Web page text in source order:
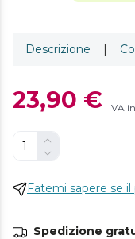
Descrizione |
23,90 € IVA
Fatemi sapere se
Spedizione